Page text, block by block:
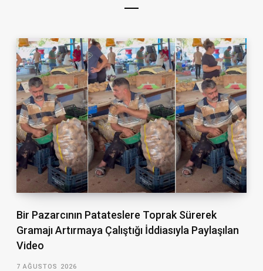
Bir Pazarcının Patateslere Toprak Sürerek
Gramajı Artırmaya Çalıştığı İddiasıyla Paylaşılan
Video
7 AĞUSTOS 2026